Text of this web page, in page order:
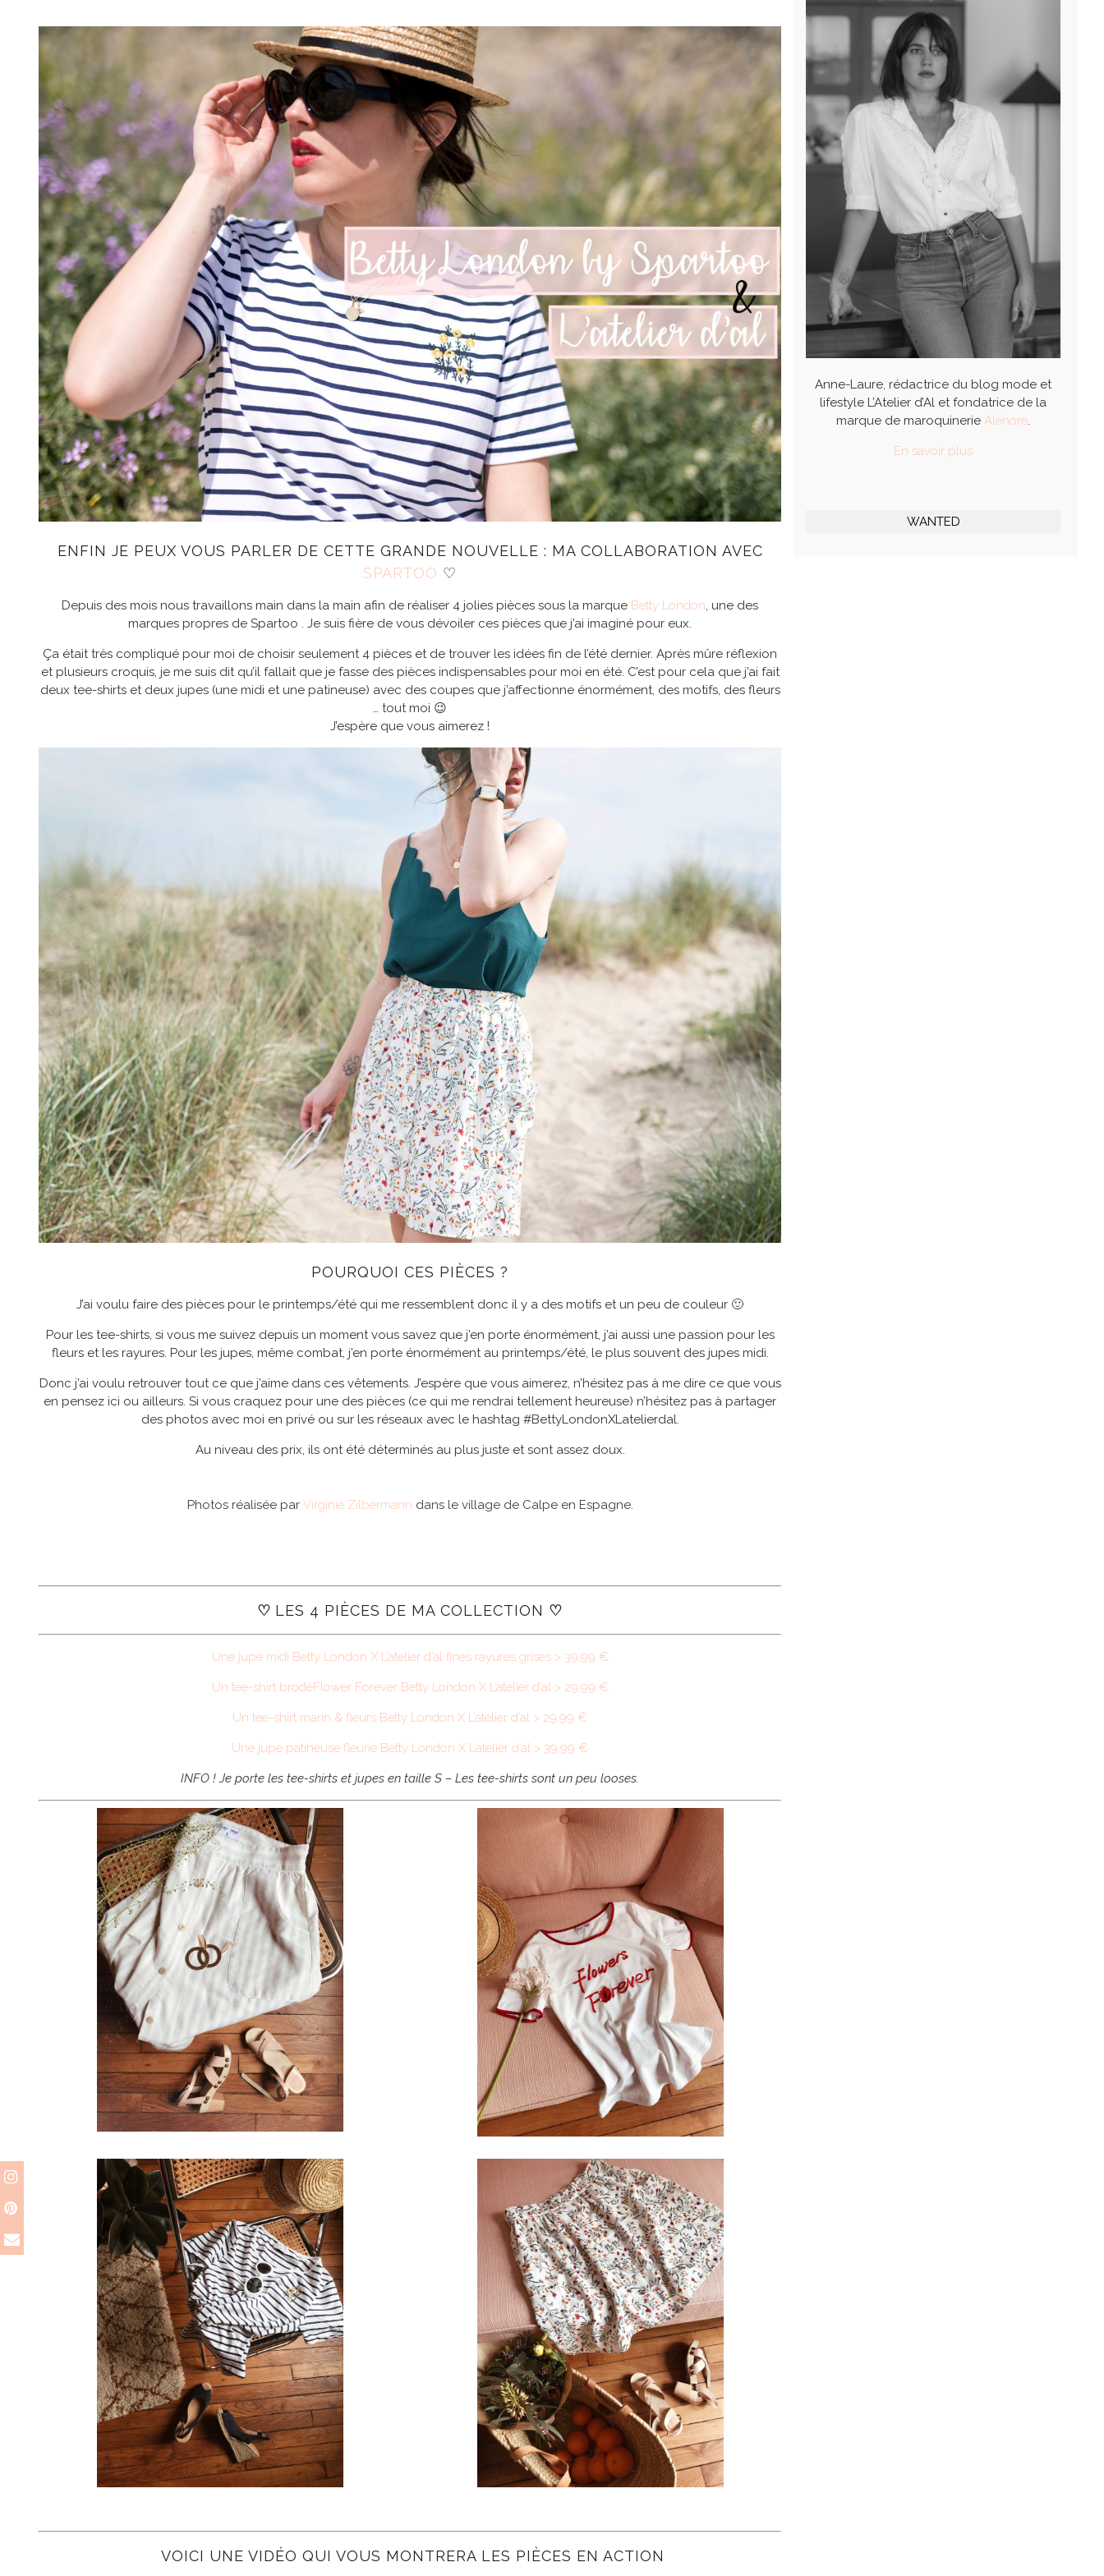
ENFIN JE PEUX VOUS PARLER DE CETTE GRANDE NOUVELLE : MA COLLABORATION AVEC
SPARTOO ♡
Depuis des mois nous travaillons main dans la main afin de réaliser 4 jolies pièces sous la marque Betty London, une des
marques propres de Spartoo . Je suis fière de vous dévoiler ces pièces que j’ai imaginé pour eux.
Ça était très compliqué pour moi de choisir seulement 4 pièces et de trouver les idées fin de l’été dernier. Après mûre réflexion
et plusieurs croquis, je me suis dit qu’il fallait que je fasse des pièces indispensables pour moi en été. C’est pour cela que j’ai fait
deux tee-shirts et deux jupes (une midi et une patineuse) avec des coupes que j’affectionne énormément, des motifs, des fleurs
… tout moi 😉
J’espère que vous aimerez !
POURQUOI CES PIÈCES ?
J’ai voulu faire des pièces pour le printemps/été qui me ressemblent donc il y a des motifs et un peu de couleur 🙂
Pour les tee-shirts, si vous me suivez depuis un moment vous savez que j’en porte énormément, j’ai aussi une passion pour les
fleurs et les rayures. Pour les jupes, même combat, j’en porte énormément au printemps/été, le plus souvent des jupes midi.
Donc j’ai voulu retrouver tout ce que j’aime dans ces vêtements. J’espère que vous aimerez, n’hésitez pas à me dire ce que vous
en pensez ici ou ailleurs. Si vous craquez pour une des pièces (ce qui me rendrai tellement heureuse) n’hésitez pas à partager
des photos avec moi en privé ou sur les réseaux avec le hashtag #BettyLondonXLatelierdal.
Au niveau des prix, ils ont été déterminés au plus juste et sont assez doux.
Photos réalisée par Virginie Zilbermann dans le village de Calpe en Espagne.
♡ LES 4 PIÈCES DE MA COLLECTION ♡
Une jupe midi Betty London X L’atelier d’al fines rayures grises > 39,99 €
Un tee-shirt brodéFlower ForeverBetty London X L’atelier d’al > 29,99 €
Un tee-shirt marin & fleurs Betty London X L’atelier d’al > 29,99 €
Une jupe patineuse fleurie Betty London X L’atelier d’al > 39,99 €
INFO ! Je porte les tee-shirts et jupes en taille S – Les tee-shirts sont un peu looses.
VOICI UNE VIDÉO QUI VOUS MONTRERA LES PIÈCES EN ACTION
Anne-Laure, rédactrice du blog mode et
lifestyle L’Atelier d’Al et fondatrice de la
marque de maroquinerieAlénore.
En savoir plus
WANTED